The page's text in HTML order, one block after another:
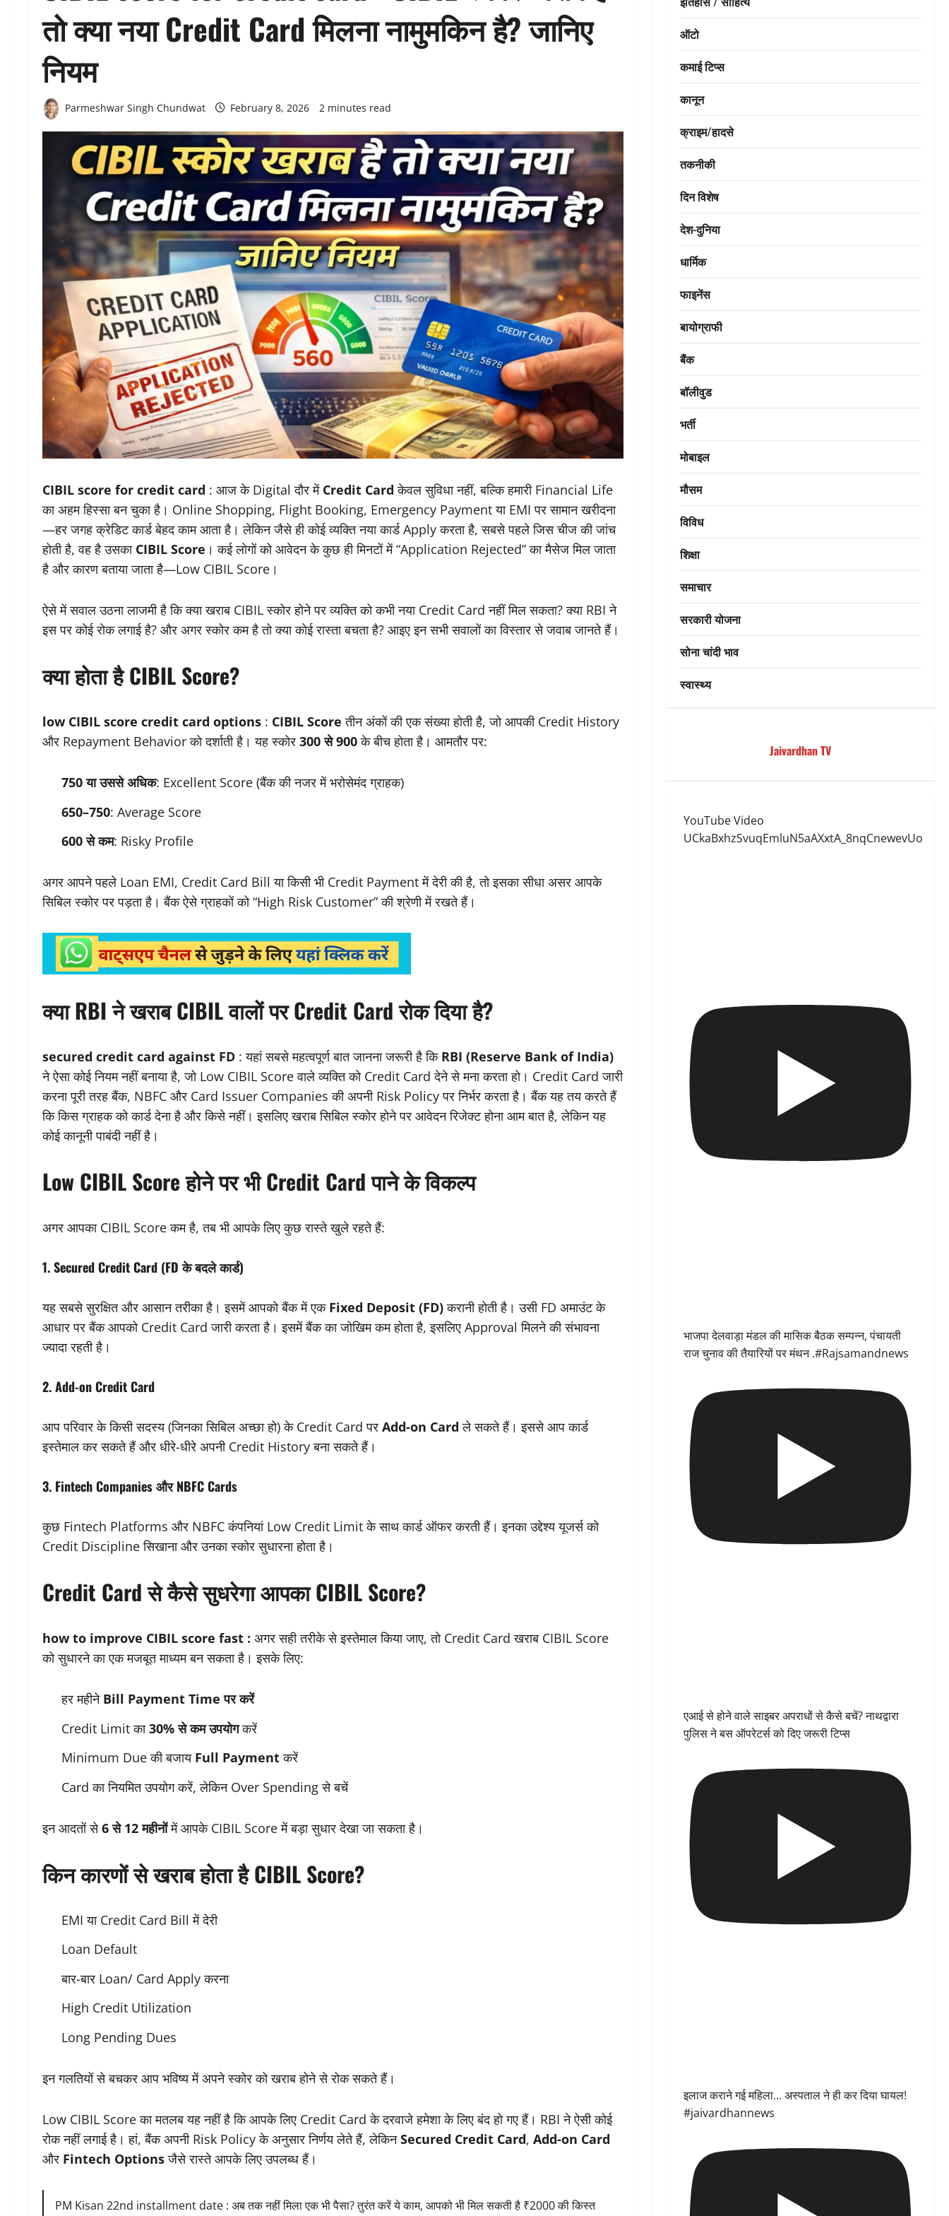
तो क्या नया Credit Card मिलना नामुमकिन है? जानिए
नियम
Parmeshwar Singh Chundwat February 8, 2026 2 minutes read
CIBIL score for credit card : आज के Digital दौर में Credit Card केवल सुविधा नहीं, बल्कि हमारी Financial Life
का अहम हिस्सा बन चुका है। Online Shopping, Flight Booking, Emergency Payment या EMI पर सामान खरीदना
—हर जगह क्रेडिट कार्ड बेहद काम आता है। लेकिन जैसे ही कोई व्यक्ति नया कार्ड Apply करता है, सबसे पहले जिस चीज की जांच
होती है, वह है उसका CIBIL Score । कई लोगों को आवेदन के कुछ ही मिनटों में “Application Rejected” का मैसेज मिल जाता
है और कारण बताया जाता है—Low CIBIL Score।
ऐसे में सवाल उठना लाजमी है कि क्या खराब CIBIL स्कोर होने पर व्यक्ति को कभी नया Credit Card नहीं मिल सकता? क्या RBI ने
इस पर कोई रोक लगाई है? और अगर स्कोर कम है तो क्या कोई रास्ता बचता है? आइए इन सभी सवालों का विस्तार से जवाब जानते हैं।
क्या होता है CIBIL Score?
low CIBIL score credit card options : CIBIL Score तीन अंकों की एक संख्या होती है, जो आपकी Credit History
और Repayment Behavior को दर्शाती है। यह स्कोर 300 से 900के बीच होता है। आमतौर पर:
750 या उससे अधिक: Excellent Score (बैंक की नजर में भरोसेमंद ग्राहक)
650–750: Average Score
600 से कम: Risky Profile
अगर आपने पहले Loan EMI, Credit Card Bill या किसी भी Credit Payment में देरी की है, तो इसका सीधा असर आपके
सिबिल स्कोर पर पड़ता है। बैंक ऐसे ग्राहकों को “High Risk Customer” की श्रेणी में रखते हैं।
क्या RBI ने खराब CIBIL वालों पर Credit Card रोक दिया है?
secured credit card against FD : यहां सबसे महत्वपूर्ण बात जानना जरूरी है कि RBI (Reserve Bank of India)
ने ऐसा कोई नियम नहीं बनाया है, जो Low CIBIL Score वाले व्यक्ति को Credit Card देने से मना करता हो। Credit Card जारी
करना पूरी तरह बैंक, NBFC और Card Issuer Companies की अपनी Risk Policy पर निर्भर करता है। बैंक यह तय करते हैं
कि किस ग्राहक को कार्ड देना है और किसे नहीं। इसलिए खराब सिबिल स्कोर होने पर आवेदन रिजेक्ट होना आम बात है, लेकिन यह
कोई कानूनी पाबंदी नहीं है।
Low CIBIL Score होने पर भी Credit Card पाने के विकल्प
अगर आपका CIBIL Score कम है, तब भी आपके लिए कुछ रास्ते खुले रहते हैं:
1.Secured Credit Card (FD के बदले कार्ड)
यह सबसे सुरक्षित और आसान तरीका है। इसमें आपको बैंक में एक Fixed Deposit (FD)करानी होती है। उसी FD अमाउंट के
आधार पर बैंक आपको Credit Card जारी करता है। इसमें बैंक का जोखिम कम होता है, इसलिए Approval मिलने की संभावना
ज्यादा रहती है।
2.Add-on Credit Card
आप परिवार के किसी सदस्य (जिनका सिबिल अच्छा हो) के Credit Card पर Add-on Card ले सकते हैं। इससे आप कार्ड
इस्तेमाल कर सकते हैं और धीरे-धीरे अपनी Credit History बना सकते हैं।
3. Fintech Companies और NBFC Cards
कुछ Fintech Platforms और NBFC कंपनियां Low Credit Limit के साथ कार्ड ऑफर करती हैं। इनका उद्देश्य यूजर्स को
Credit Discipline सिखाना और उनका स्कोर सुधारना होता है।
Credit Card से कैसे सुधरेगा आपका CIBIL Score?
how to improve CIBIL score fast : अगर सही तरीके से इस्तेमाल किया जाए, तो Credit Card खराब CIBIL Score
को सुधारने का एक मजबूत माध्यम बन सकता है। इसके लिए:
हर महीने Bill Payment Time पर करें
Credit Limit का30% से कम उपयोगकरें
Minimum Due की बजाय Full Paymentकरें
Card का नियमित उपयोग करें, लेकिन Over Spending से बचें
इन आदतों से6 से 12 महीनोंमें आपके CIBIL Score में बड़ा सुधार देखा जा सकता है।
किन कारणों से खराब होता है CIBIL Score?
EMI या Credit Card Bill में देरी
Loan Default
बार-बार Loan/ Card Apply करना
High Credit Utilization
Long Pending Dues
इन गलतियों से बचकर आप भविष्य में अपने स्कोर को खराब होने से रोक सकते हैं।
Low CIBIL Score का मतलब यह नहीं है कि आपके लिए Credit Card के दरवाजे हमेशा के लिए बंद हो गए हैं। RBI ने ऐसी कोई
रोक नहीं लगाई है। हां, बैंक अपनी Risk Policy के अनुसार निर्णय लेते हैं, लेकिनSecured Credit Card, Add-on Card
और Fintech Optionsजैसे रास्ते आपके लिए उपलब्ध हैं।
PM Kisan 22nd installment date : अब तक नहीं मिला एक भी पैसा? तुरंत करें ये काम, आपको भी मिल सकती है ₹2000 की किस्त
ऑटो
कमाई टिप्स
कानून
क्राइम/हादसे
तकनीकी
दिन विशेष
देश-दुनिया
धार्मिक
फाइनेंस
बायोग्राफी
बैंक
बॉलीवुड
भर्ती
मोबाइल
मौसम
विविध
शिक्षा
समाचार
सरकारी योजना
सोना चांदी भाव
स्वास्थ्य
Jaivardhan TV
YouTube Video
UCkaBxhzSvuqEmluN5aAXxtA_8nqCnewevUo
भाजपा देलवाड़ा मंडल की मासिक बैठक सम्पन्न, पंचायती
राज चुनाव की तैयारियों पर मंथन .#Rajsamandnews
एआई से होने वाले साइबर अपराधों से कैसे बचें? नाथद्वारा
पुलिस ने बस ऑपरेटर्स को दिए जरूरी टिप्स
इलाज कराने गई महिला... अस्पताल ने ही कर दिया घायल!
#jaivardhannews